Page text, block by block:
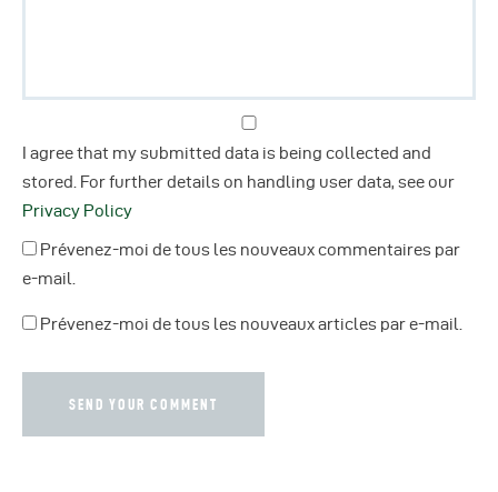
I agree that my submitted data is being collected and
stored. For further details on handling user data, see our
Privacy Policy
Prévenez-moi de tous les nouveaux commentaires par
e-mail.
Prévenez-moi de tous les nouveaux articles par e-mail.